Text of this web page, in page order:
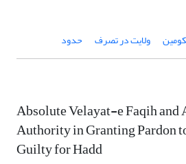
ولایت در تصرف حدود
Absolute Velayat-e Faqih
Authority in Granting Pardon
Guilty for Hadd